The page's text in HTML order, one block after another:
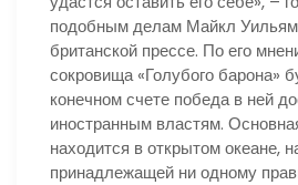
подобным делам Майкл
британской прессе. По его
сокровища «Голубого барона»
конечном счете победа в ней
иностранным властям.
находится в открытом океане,
принадлежащей ни одному